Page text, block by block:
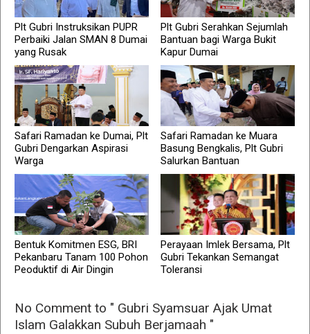
Plt Gubri Instruksikan PUPR
Perbaiki Jalan SMAN 8 Dumai
yang Rusak
Plt Gubri Serahkan Sejumlah
Bantuan bagi Warga Bukit
Kapur Dumai
Safari Ramadan ke Dumai, Plt
Gubri Dengarkan Aspirasi
Warga
Safari Ramadan ke Muara
Basung Bengkalis, Plt Gubri
Salurkan Bantuan
Bentuk Komitmen ESG, BRI
Pekanbaru Tanam 100 Pohon
Peoduktif di Air Dingin
Perayaan Imlek Bersama, Plt
Gubri Tekankan Semangat
Toleransi
No Comment to " Gubri Syamsuar Ajak Umat
Islam Galakkan Subuh Berjamaah "